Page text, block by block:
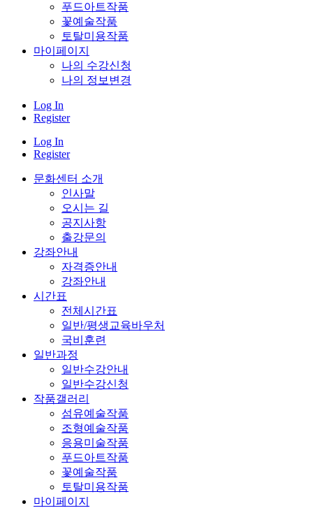
푸드아트작품
꽃예술작품
토탈미용작품
마이페이지
나의 수강신청
나의 정보변경
Log In
Register
Log In
Register
문화센터 소개
인사말
오시는 길
공지사항
출강문의
강좌안내
자격증안내
강좌안내
시간표
전체시간표
일반/평생교육바우처
국비훈련
일반과정
일반수강안내
일반수강신청
작품갤러리
섬유예술작품
조형예술작품
응용미술작품
푸드아트작품
꽃예술작품
토탈미용작품
마이페이지